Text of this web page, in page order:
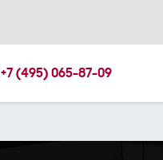
+7 (495) 065-87-09